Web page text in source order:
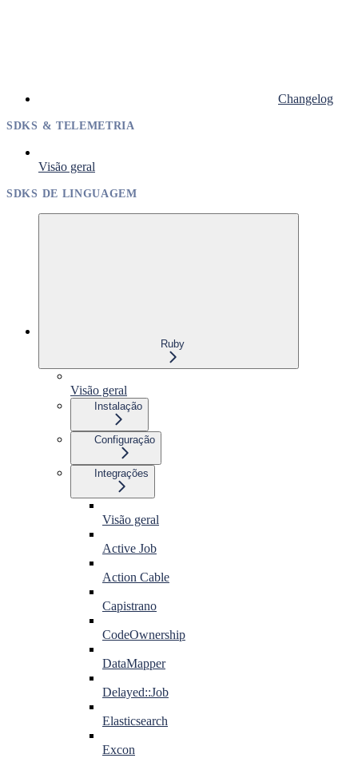
Changelog
SDKS & TELEMETRIA
Visão geral
SDKS DE LINGUAGEM
Ruby
Visão geral
Instalação
Configuração
Integrações
Visão geral
Active Job
Action Cable
Capistrano
CodeOwnership
DataMapper
Delayed::Job
Elasticsearch
Excon